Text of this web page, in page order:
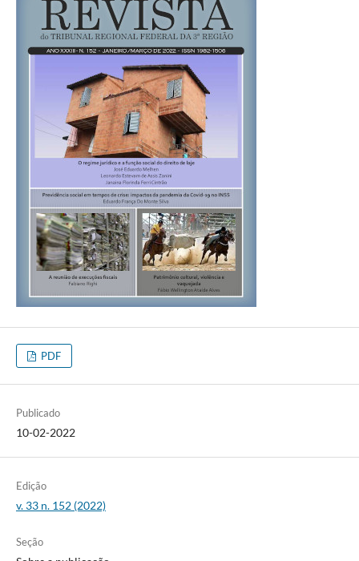
PDF
Publicado
10-02-2022
Edição
v. 33 n. 152 (2022)
Seção